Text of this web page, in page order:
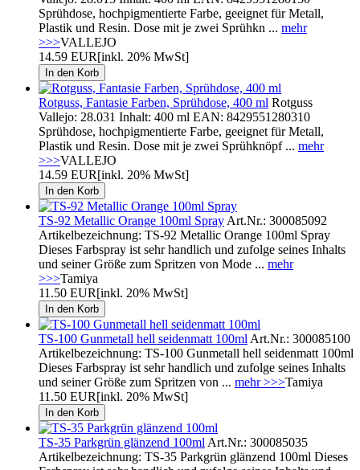
Sprühdose, hochpigmentierte Farbe, geeignet für Metall,
Plastik und Resin. Dose mit je zwei Sprühkn ... mehr
>>>VALLEJO
14.59 EUR[inkl. 20% MwSt]
Rotguss, Fantasie Farben, Sprühdose, 400 ml Rotguss
Vallejo: 28.031 Inhalt: 400 ml EAN: 8429551280310
Sprühdose, hochpigmentierte Farbe, geeignet für Metall,
Plastik und Resin. Dose mit je zwei Sprühknöpf ... mehr
>>>VALLEJO
14.59 EUR[inkl. 20% MwSt]
TS-92 Metallic Orange 100ml Spray Art.Nr.: 300085092
Artikelbezeichnung: TS-92 Metallic Orange 100ml Spray
Dieses Farbspray ist sehr handlich und zufolge seines Inhalts
und seiner Größe zum Spritzen von Mode ... mehr
>>>Tamiya
11.50 EUR[inkl. 20% MwSt]
TS-100 Gunmetall hell seidenmatt 100ml Art.Nr.: 300085100
Artikelbezeichnung: TS-100 Gunmetall hell seidenmatt 100ml
Dieses Farbspray ist sehr handlich und zufolge seines Inhalts
und seiner Größe zum Spritzen von ... mehr >>>Tamiya
11.50 EUR[inkl. 20% MwSt]
TS-35 Parkgrün glänzend 100ml Art.Nr.: 300085035
Artikelbezeichnung: TS-35 Parkgrün glänzend 100ml Dieses